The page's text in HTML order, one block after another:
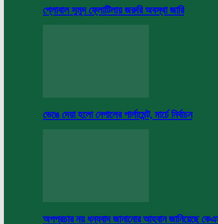
গ্লোবাল সুমুদ ফ্লোটিলায় জরুরি অবস্থা জারি
ভেঙে দেয়া হলো নেপালের পার্লামেন্ট, মার্চে নির্বাচন
অপপ্রচার নয় ধন্যবাদ জানানোর আহবান জানিয়েছে